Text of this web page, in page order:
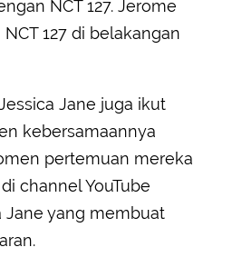
NCT 127. Jerome
127 di belakangan
Jane juga ikut
kebersamaannya
pertemuan mereka
channel YouTube
Jane yang membuat